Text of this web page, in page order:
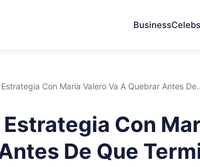
BusinessCelebs
Con Maria Valero Va A Quebrar Antes
Estrategia Con
De Que